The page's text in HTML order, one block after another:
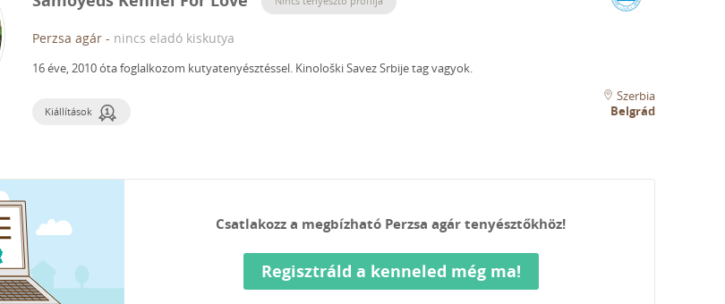
Perzsa agár - nincs eladó kiskutya
16 éve, 2010 óta foglalkozom kutyatenyésztéssel. Kinološki Savez Srbije tag vagyok.
Kiállítások
Szerbia
Belgrád
Csatlakozz a megbízható Perzsa agár tenyésztőkhöz!
Regisztráld a kenneled még ma!